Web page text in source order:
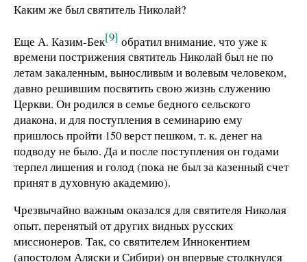
Каким же был святитель Николай?
Еще А. Казим-Бек[9] обратил внимание, что уже к
времени пострижения святитель Николай был не по
летам закаленным, выносливым и волевым человеком,
давно решившим посвятить свою жизнь служению
Церкви. Он родился в семье бедного сельского
диакона, и для поступления в семинарию ему
пришлось пройти 150 верст пешком, т. к. денег на
подводу не было. Да и после поступления он годами
терпел лишения и голод (пока не был за казенный счет
принят в духовную академию).
Чрезвычайно важным оказался для святителя Николая
опыт, перенятый от других видных русских
миссионеров. Так, со святителем Иннокентием
(апостолом Аляски и Сибири) он впервые столкнулся